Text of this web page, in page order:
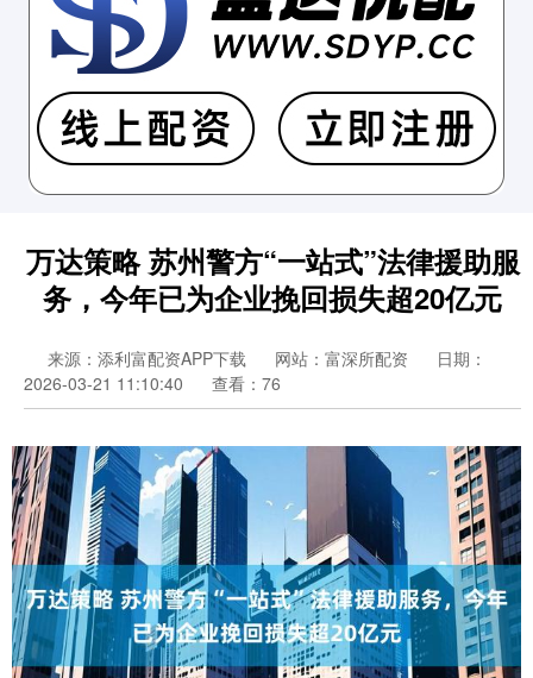
万达策略 苏州警方“一站式”法律援助服
务，今年已为企业挽回损失超20亿元
来源：添利富配资APP下载 网站：富深所配资
日期：
2026-03-21 11:10:40
查看：76